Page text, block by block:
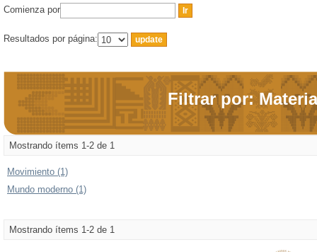
Comienza por
Resultados por página:
Filtrar por: Materia
Mostrando ítems 1-2 de 1
Movimiento (1)
Mundo moderno (1)
Mostrando ítems 1-2 de 1